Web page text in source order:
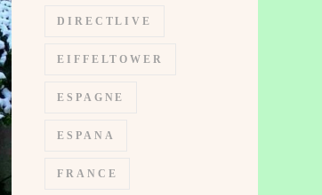
DIRECTLIVE
EIFFELTOWER
ESPAGNE
ESPANA
FRANCE